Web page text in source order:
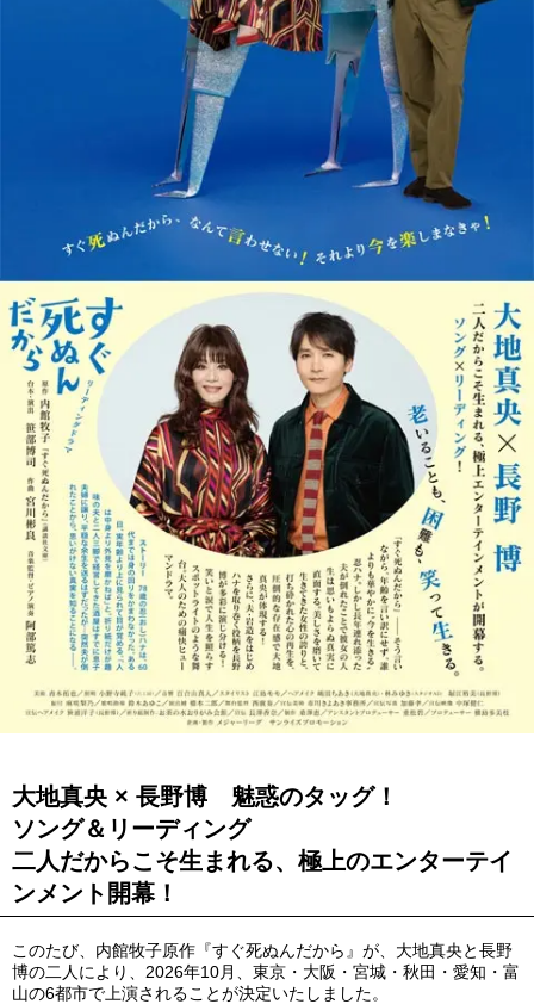
大地真央 × 長野博 魅惑のタッグ！
ソング＆リーディング
二人だからこそ生まれる、極上のエンターテイ
ンメント開幕！
このたび、内館牧子原作『すぐ死ぬんだから』が、 大地真央と長野
博の二人により、2026年10月、 東京・大阪・宮城・秋田・愛知・富
山の6都市で上演されることが決定いたしました。